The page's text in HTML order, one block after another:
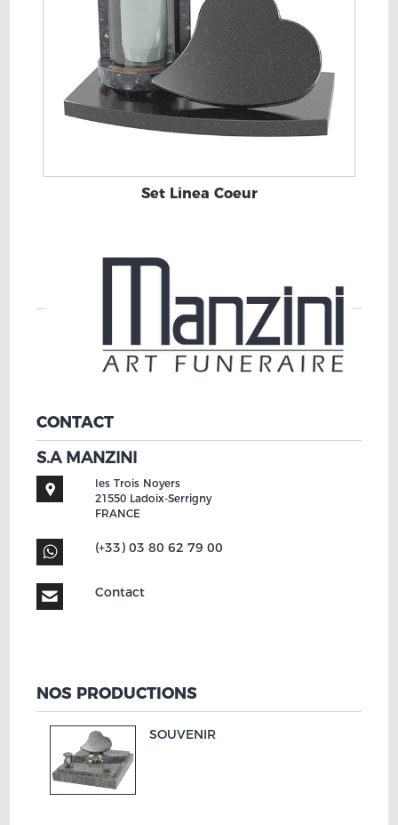
Set Linea Coeur
CONTACT
S.A MANZINI
les Trois Noyers
21550 Ladoix-Serrigny
FRANCE
(+33) 03 80 62 79 00
Contact
NOS PRODUCTIONS
SOUVENIR